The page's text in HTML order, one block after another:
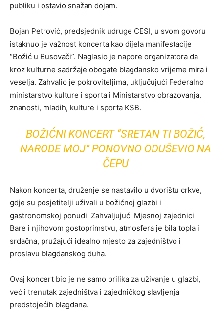
publiku i ostavio snažan dojam.
Bojan Petrović, predsjednik udruge CESI, u svom govoru
istaknuo je važnost koncerta kao dijela manifestacije
“Božić u Busovači”. Naglasio je napore organizatora da
kroz kulturne sadržaje obogate blagdansko vrijeme mira i
veselja. Zahvalio je pokroviteljima, uključujući Federalno
ministarstvo kulture i sporta i Ministarstvo obrazovanja,
znanosti, mladih, kulture i sporta KSB.
BOŽIĆNI KONCERT “SRETAN TI BOŽIĆ,
NARODE MOJ” PONOVNO ODUŠEVIO NA
ČEPU
Nakon koncerta, druženje se nastavilo u dvorištu crkve,
gdje su posjetitelji uživali u božićnoj glazbi i
gastronomskoj ponudi. Zahvaljujući Mjesnoj zajednici
Bare i njihovom gostoprimstvu, atmosfera je bila topla i
srdačna, pružajući idealno mjesto za zajedništvo i
proslavu blagdanskog duha.
Ovaj koncert bio je ne samo prilika za uživanje u glazbi,
već i trenutak zajedništva i zajedničkog slavljenja
predstojećih blagdana.